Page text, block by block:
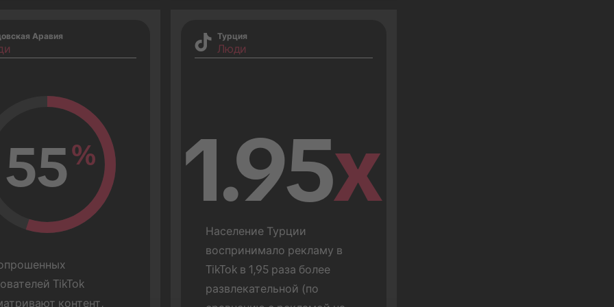
Аравия
55%
TikTok
контент,
Турция
Люди
1.95x
Население Турции
воспринимало рекламу в
TikTok в 1,95 раза более
развлекательной (по